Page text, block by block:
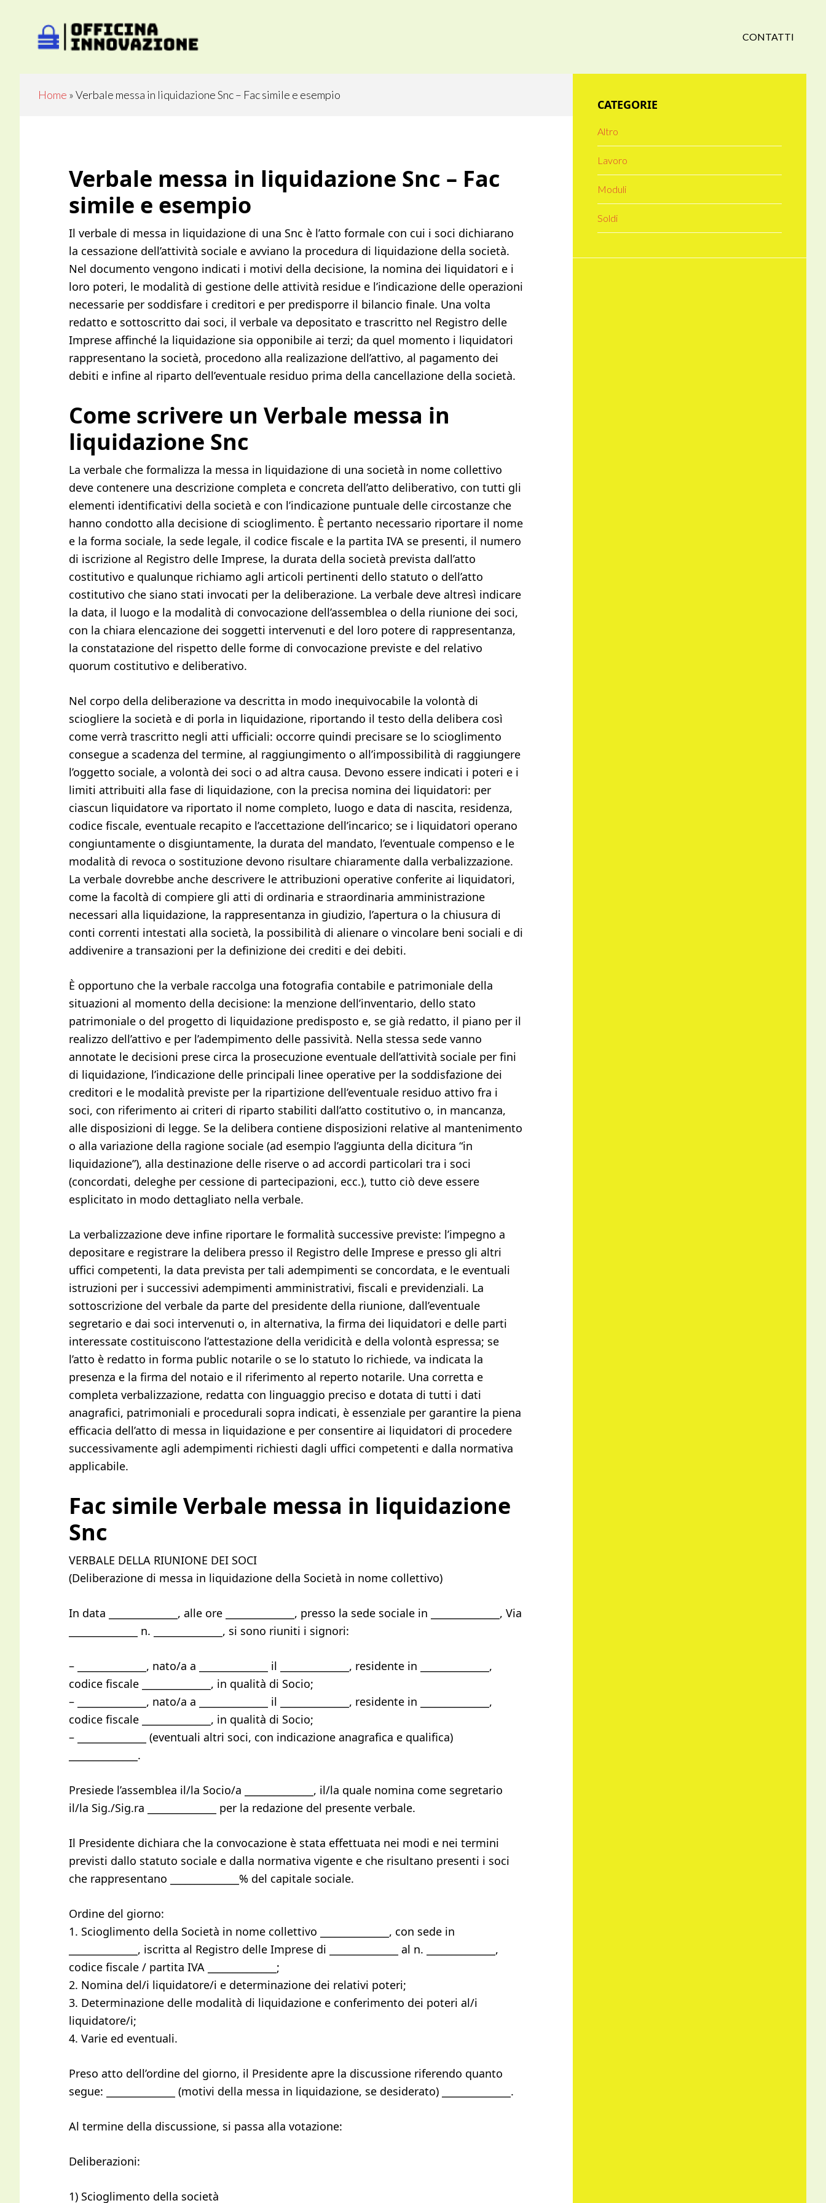
CONTATTI
Home »Verbale messa in liquidazione Snc​​ – Fac simile e esempio
Verbale messa in liquidazione Snc​​ – Fac
simile e esempio
Il verbale di messa in liquidazione di una Snc è l’atto formale con cui i soci dichiarano
la cessazione dell’attività sociale e avviano la procedura di liquidazione della società.
Nel documento vengono indicati i motivi della decisione, la nomina dei liquidatori e i
loro poteri, le modalità di gestione delle attività residue e l’indicazione delle operazioni
necessarie per soddisfare i creditori e per predisporre il bilancio finale. Una volta
redatto e sottoscritto dai soci, il verbale va depositato e trascritto nel Registro delle
Imprese affinché la liquidazione sia opponibile ai terzi; da quel momento i liquidatori
rappresentano la società, procedono alla realizazione dell’attivo, al pagamento dei
debiti e infine al riparto dell’eventuale residuo prima della cancellazione della società.
Come scrivere un Verbale messa in
liquidazione Snc​​
La verbale che formalizza la messa in liquidazione di una società in nome collettivo
deve contenere una descrizione completa e concreta dell’atto deliberativo, con tutti gli
elementi identificativi della società e con l’indicazione puntuale delle circostanze che
hanno condotto alla decisione di scioglimento. È pertanto necessario riportare il nome
e la forma sociale, la sede legale, il codice fiscale e la partita IVA se presenti, il numero
di iscrizione al Registro delle Imprese, la durata della società prevista dall’atto
costitutivo e qualunque richiamo agli articoli pertinenti dello statuto o dell’atto
costitutivo che siano stati invocati per la deliberazione. La verbale deve altresì indicare
la data, il luogo e la modalità di convocazione dell’assemblea o della riunione dei soci,
con la chiara elencazione dei soggetti intervenuti e del loro potere di rappresentanza,
la constatazione del rispetto delle forme di convocazione previste e del relativo
quorum costitutivo e deliberativo.
Nel corpo della deliberazione va descritta in modo inequivocabile la volontà di
sciogliere la società e di porla in liquidazione, riportando il testo della delibera così
come verrà trascritto negli atti ufficiali: occorre quindi precisare se lo scioglimento
consegue a scadenza del termine, al raggiungimento o all’impossibilità di raggiungere
l’oggetto sociale, a volontà dei soci o ad altra causa. Devono essere indicati i poteri e i
limiti attribuiti alla fase di liquidazione, con la precisa nomina dei liquidatori: per
ciascun liquidatore va riportato il nome completo, luogo e data di nascita, residenza,
codice fiscale, eventuale recapito e l’accettazione dell’incarico; se i liquidatori operano
congiuntamente o disgiuntamente, la durata del mandato, l’eventuale compenso e le
modalità di revoca o sostituzione devono risultare chiaramente dalla verbalizzazione.
La verbale dovrebbe anche descrivere le attribuzioni operative conferite ai liquidatori,
come la facoltà di compiere gli atti di ordinaria e straordinaria amministrazione
necessari alla liquidazione, la rappresentanza in giudizio, l’apertura o la chiusura di
conti correnti intestati alla società, la possibilità di alienare o vincolare beni sociali e di
addivenire a transazioni per la definizione dei crediti e dei debiti.
È opportuno che la verbale raccolga una fotografia contabile e patrimoniale della
situazioni al momento della decisione: la menzione dell’inventario, dello stato
patrimoniale o del progetto di liquidazione predisposto e, se già redatto, il piano per il
realizzo dell’attivo e per l’adempimento delle passività. Nella stessa sede vanno
annotate le decisioni prese circa la prosecuzione eventuale dell’attività sociale per fini
di liquidazione, l’indicazione delle principali linee operative per la soddisfazione dei
creditori e le modalità previste per la ripartizione dell’eventuale residuo attivo fra i
soci, con riferimento ai criteri di riparto stabiliti dall’atto costitutivo o, in mancanza,
alle disposizioni di legge. Se la delibera contiene disposizioni relative al mantenimento
o alla variazione della ragione sociale (ad esempio l’aggiunta della dicitura “in
liquidazione”), alla destinazione delle riserve o ad accordi particolari tra i soci
(concordati, deleghe per cessione di partecipazioni, ecc.), tutto ciò deve essere
esplicitato in modo dettagliato nella verbale.
La verbalizzazione deve infine riportare le formalità successive previste: l’impegno a
depositare e registrare la delibera presso il Registro delle Imprese e presso gli altri
uffici competenti, la data prevista per tali adempimenti se concordata, e le eventuali
istruzioni per i successivi adempimenti amministrativi, fiscali e previdenziali. La
sottoscrizione del verbale da parte del presidente della riunione, dall’eventuale
segretario e dai soci intervenuti o, in alternativa, la firma dei liquidatori e delle parti
interessate costituiscono l’attestazione della veridicità e della volontà espressa; se
l’atto è redatto in forma public notarile o se lo statuto lo richiede, va indicata la
presenza e la firma del notaio e il riferimento al reperto notarile. Una corretta e
completa verbalizzazione, redatta con linguaggio preciso e dotata di tutti i dati
anagrafici, patrimoniali e procedurali sopra indicati, è essenziale per garantire la piena
efficacia dell’atto di messa in liquidazione e per consentire ai liquidatori di procedere
successivamente agli adempimenti richiesti dagli uffici competenti e dalla normativa
applicabile.
Fac simile Verbale messa in liquidazione
Snc​​
VERBALE DELLA RIUNIONE DEI SOCI
(Deliberazione di messa in liquidazione della Società in nome collettivo)
In data ______________, alle ore ______________, presso la sede sociale in ______________, Via
______________ n. ______________, si sono riuniti i signori:
– ______________, nato/a a ______________ il ______________, residente in ______________,
codice fiscale ______________, in qualità di Socio;
– ______________, nato/a a ______________ il ______________, residente in ______________,
codice fiscale ______________, in qualità di Socio;
– ______________ (eventuali altri soci, con indicazione anagrafica e qualifica)
______________.
Presiede l’assemblea il/la Socio/a ______________, il/la quale nomina come segretario
il/la Sig./Sig.ra ______________ per la redazione del presente verbale.
Il Presidente dichiara che la convocazione è stata effettuata nei modi e nei termini
previsti dallo statuto sociale e dalla normativa vigente e che risultano presenti i soci
che rappresentano ______________% del capitale sociale.
Ordine del giorno:
1. Scioglimento della Società in nome collettivo ______________, con sede in
______________, iscritta al Registro delle Imprese di ______________ al n. ______________,
codice fiscale / partita IVA ______________;
2. Nomina del/i liquidatore/i e determinazione dei relativi poteri;
3. Determinazione delle modalità di liquidazione e conferimento dei poteri al/i
liquidatore/i;
4. Varie ed eventuali.
Preso atto dell’ordine del giorno, il Presidente apre la discussione riferendo quanto
segue: ______________ (motivi della messa in liquidazione, se desiderato) ______________.
Al termine della discussione, si passa alla votazione:
Deliberazioni:
1) Scioglimento della società
Sidebar
CATEGORIE
Altro
Lavoro
Moduli
Soldi